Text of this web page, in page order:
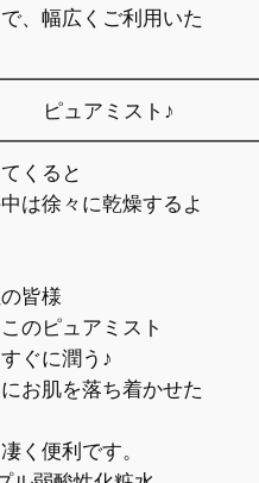
幅広くご利用いた
ピュアミスト♪
くると
は徐々に乾燥するよ
皆様
のピュアミスト
ぐに潤う♪
お肌を落ち着かせた
く便利です。